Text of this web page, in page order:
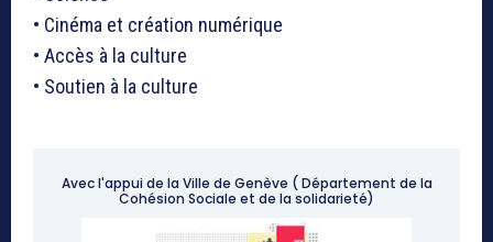
• Cinéma et création numérique
• Accès à la culture
• Soutien à la culture
Avec l'appui de la Ville de Genève ( Département de la
Cohésion Sociale et de la solidarieté)